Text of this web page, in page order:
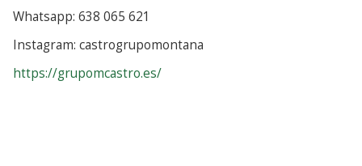
Whatsapp: 638 065 621
Instagram: castrogrupomontana
https://grupomcastro.es/